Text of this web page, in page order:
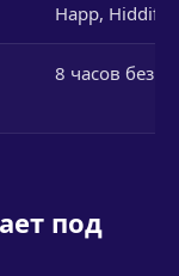
Happ, Hiddify
8 часов без
под